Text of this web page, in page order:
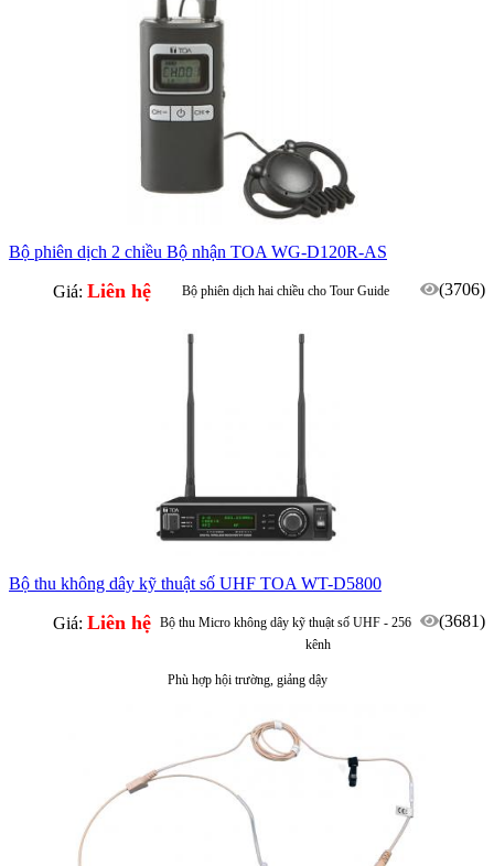
Bộ phiên dịch 2 chiều Bộ nhận TOA WG-D120R-AS
Giá: Liên hệ (3706)
Bộ phiên dịch hai chiều cho Tour Guide
Bộ thu không dây kỹ thuật số UHF TOA WT-D5800
Giá: Liên hệ (3681)
Bộ thu Micro không dây kỹ thuật số UHF - 256
kênh
Phù hợp hội trường, giảng dậy